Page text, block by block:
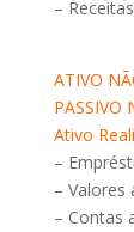
–
ATIVO
PASSIVO
Ativo
–
– Valores
– Contas